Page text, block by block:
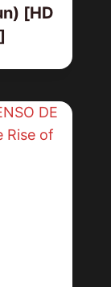
[HD